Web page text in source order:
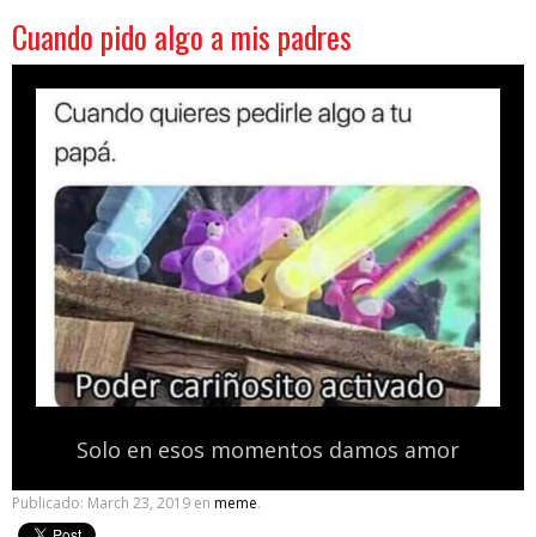
Cuando pido algo a mis padres
Solo en esos momentos damos amor
Publicado: March 23, 2019 en meme.